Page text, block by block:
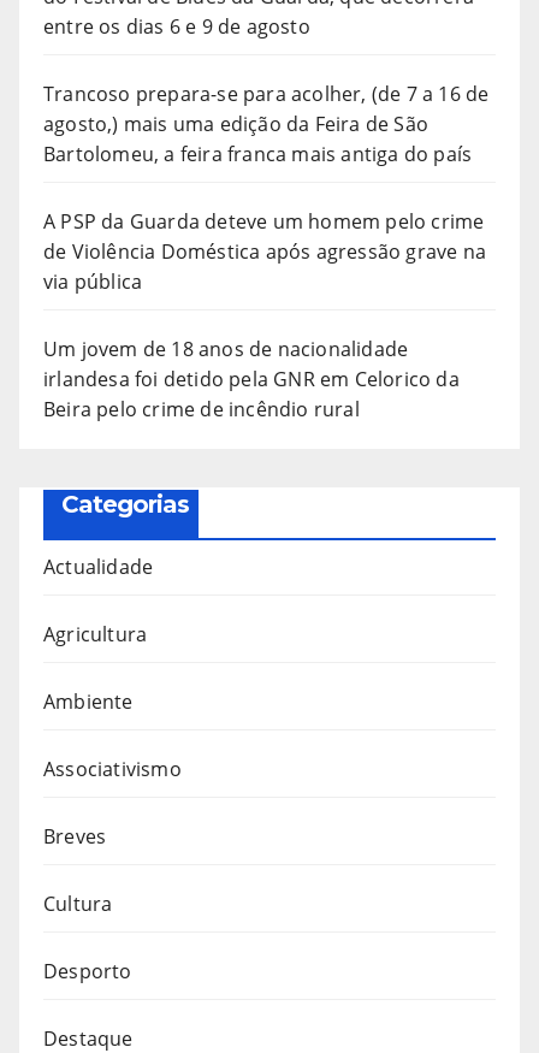
entre os dias 6 e 9 de agosto
Trancoso prepara-se para acolher, (de 7 a 16 de
agosto,) mais uma edição da Feira de São
Bartolomeu, a feira franca mais antiga do país
A PSP da Guarda deteve um homem pelo crime
de Violência Doméstica após agressão grave na
via pública
Um jovem de 18 anos de nacionalidade
irlandesa foi detido pela GNR em Celorico da
Beira pelo crime de incêndio rural
Categorias
Actualidade
Agricultura
Ambiente
Associativismo
Breves
Cultura
Desporto
Destaque